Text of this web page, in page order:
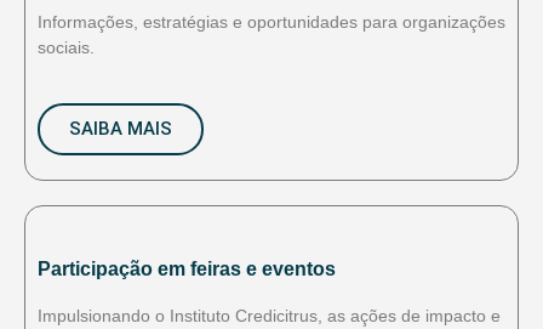
Informações, estratégias e oportunidades para organizações
sociais.
SAIBA MAIS
Participação em feiras e eventos
Impulsionando o Instituto Credicitrus, as ações de impacto e